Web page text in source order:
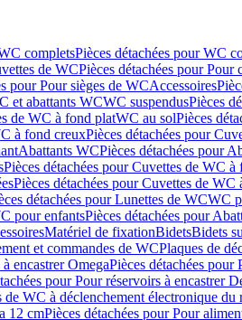
completsPièces détachées pour WC
de WCPièces détachées pour Pour
pour Pour sièges de WCAccessoires
et abattants WCWC suspendusPièces
de WC à fond platWC au solPièces
à fond creuxPièces détachées pour
Abattants WCPièces détachées pour
Pièces détachées pour Cuvettes de WC
Pièces détachées pour Cuvettes de
détachées pour Lunettes de WCWC
pour enfantsPièces détachées pour
Matériel de fixationBidetsBidets
et commandes de WCPlaques de
encastrer OmegaPièces détachées pour
pour Pour réservoirs à encastrer
de WC à déclenchement électronique du
12 cmPièces détachées pour Pour